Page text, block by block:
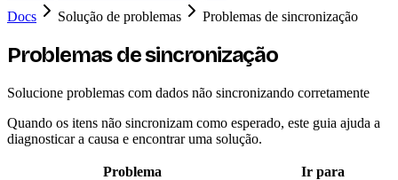
Docs
Solução de problemas Problemas de sincronização
Problemas de sincronização
Solucione problemas com dados não sincronizando corretamente
Quando os itens não sincronizam como esperado, este guia ajuda a
diagnosticar a causa e encontrar uma solução.
Problema
Ir para